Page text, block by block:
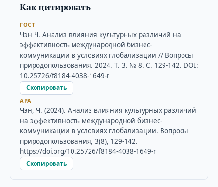
Как цитировать
ГОСТ
Чэн Ч. Анализ влияния культурных различий на
эффективность международной бизнес-
коммуникации в условиях глобализации // Вопросы
природопользования. 2024. Т. 3. № 8. С. 129-142. DOI:
10.25726/f8184-4038-1649-r
Скопировать
APA
Чэн, Ч. (2024). Анализ влияния культурных различий
на эффективность международной бизнес-
коммуникации в условиях глобализации. Вопросы
природопользования, 3(8), 129-142.
https://doi.org/10.25726/f8184-4038-1649-r
Скопировать